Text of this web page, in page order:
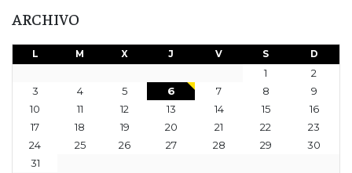
ARCHIVO
L M X J V S D
1
2
3
4 5 6 7 8
9
10
11 12 13 14 15
16
17
18 19 20 21 22
23
24
25 26 27 28 29
30
31